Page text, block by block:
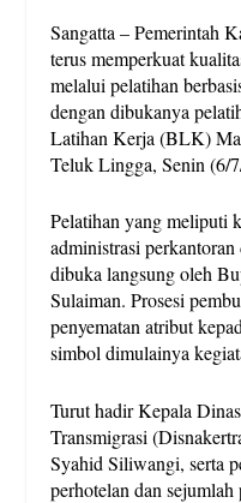
Sangatta – Pemerintah
terus memperkuat
melalui pelatihan
dengan dibukanya
Latihan Kerja (BLK)
Teluk Lingga, Senin (6/
Pelatihan yang meliputi
administrasi
dibuka langsung oleh
Sulaiman. Prosesi
penyematan atribut
simbol dimulainya
Turut hadir Kepala
Transmigrasi
Syahid Siliwangi, serta
perhotelan dan